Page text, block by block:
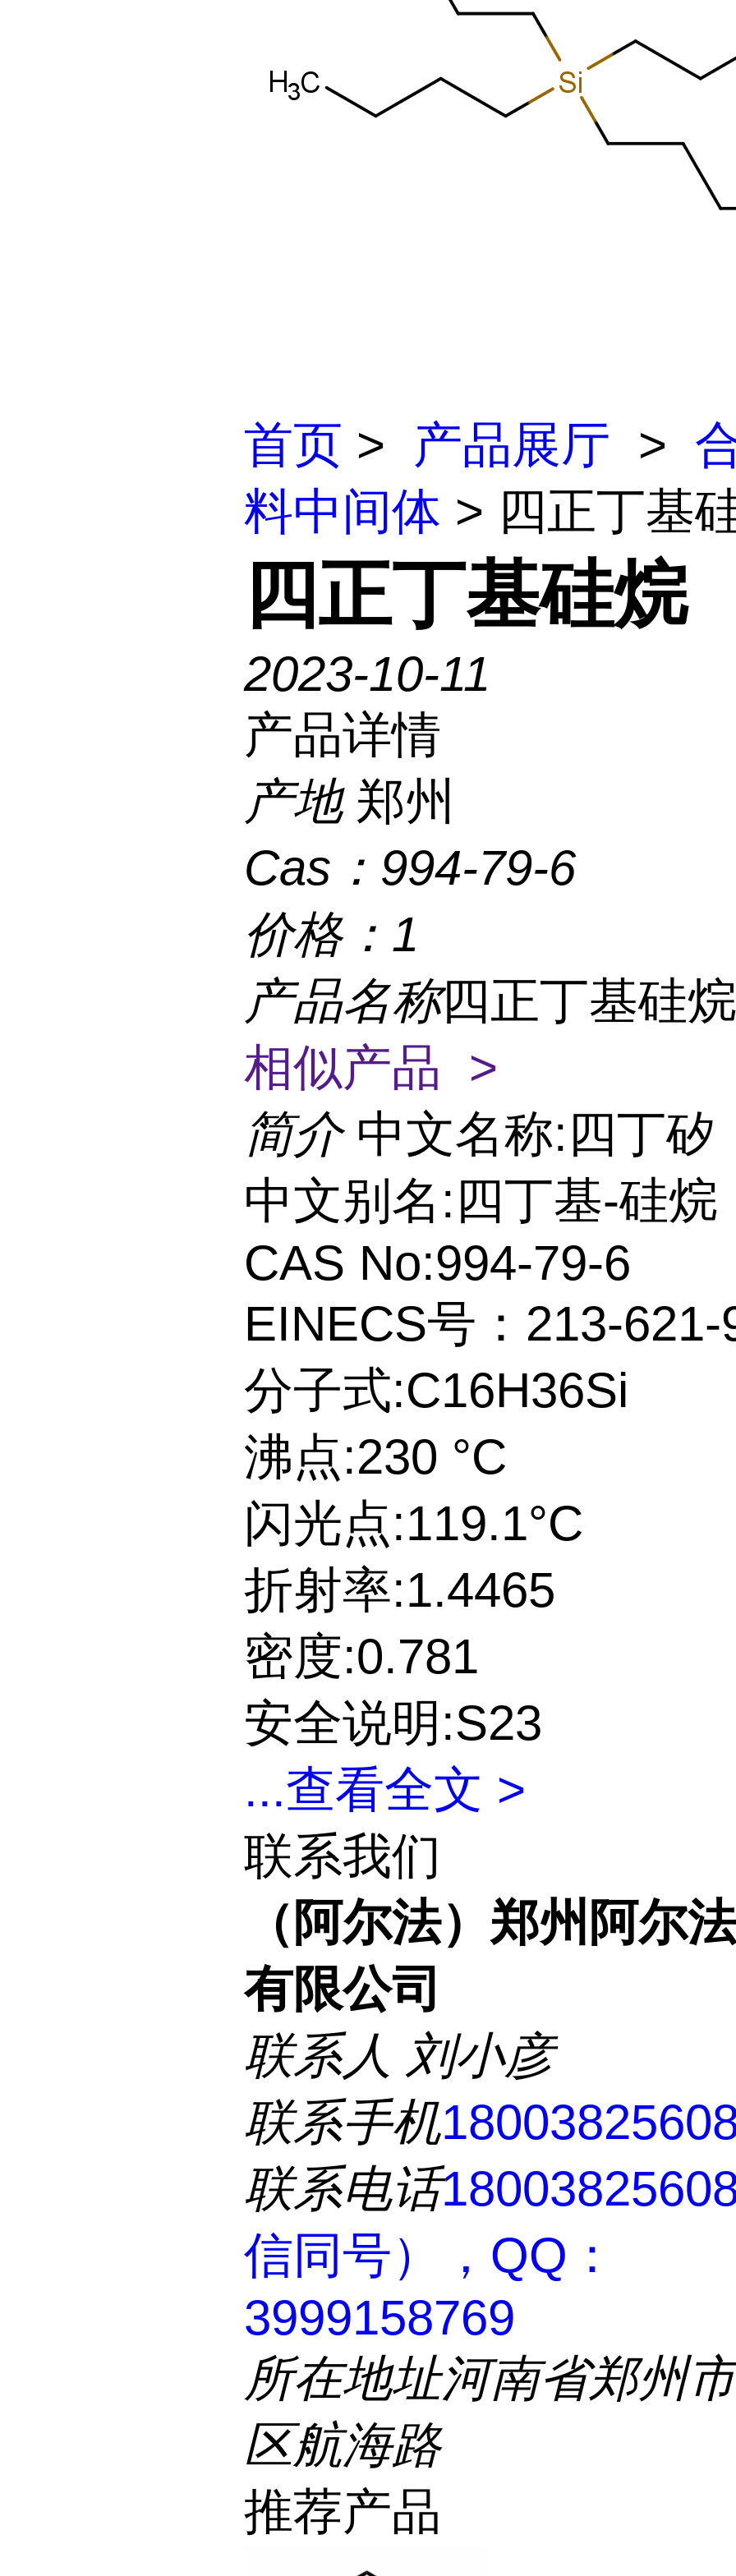
首页 > 产品展厅 >
料中间体 > 四正丁基
四正丁基硅烷
2023-10-11
产品详情
产地 郑州
Cas： 994-79-6
价格： 1
产品名称四正丁基硅
相似产品 >
简介 中文名称:四丁矽
中文别名:四丁基-硅烷
CAS No:994-79-6
EINECS号：213-621-
分子式:C16H36Si
沸点:230 °C
闪光点:119.1°C
折射率:1.4465
密度:0.781
安全说明:S23
...查看全文 >
联系我们
（阿尔法）郑州阿尔
有限公司
联系人 刘小彦
联系手机
联系电话
信同号），QQ：
3999158769
所在地址河南省郑州
区航海路
推荐产品